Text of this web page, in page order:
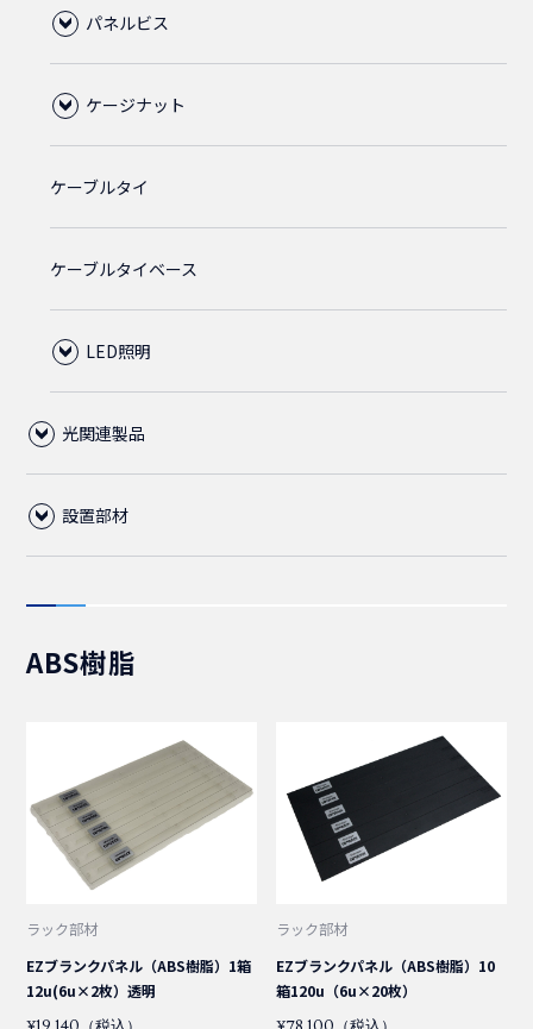
ライトブルー
ライトグレー
CAT5Eクロス
CAT5E(STP)
アーチラッチ
ライトグブルー
ライトグレー
直径6.0mm
ライトブルー
ライトグレー
直径5.5mm
ライトブルー
ライトグレー
直径6.0mm
ライトブルー
ライトグレー
ブラック
2m
3m
5m
1.5m
2m
3m
5m
2.5m
5-15P
2m
2.5m
3.5m
5m
2m
3m
1.5m
3m
5m
L6-15P
2.5m
L6-20P
2.4m
4.5m
L6-30P
3.6m
4.5m
L6-20P
2m5-15P
2m
2.5m
ABS樹脂
パネルビス
M5
M6
ケージナット
M5
M6
ケーブルタイ
ケーブルタイベース
LED照明
マウントタイプ
光関連製品
光ファイバーケーブル
SM(シングルモード)
LC/LC
OM2
光パッチコード
単芯
SM(シングルモード)
MM(マルチモード)
2芯
SM(シングルモード)
光FO(FanOut)コード
4芯
SM(シングルモード)
MPO(MTP)パッチコード
設置部材
ライナー
ABS樹脂
ラック部材
EZブランクパネル（ABS樹脂）1箱
12u(6u×2枚）透明
ラック部材
EZブランクパネル（ABS樹脂）10
箱120u（6u×20枚）